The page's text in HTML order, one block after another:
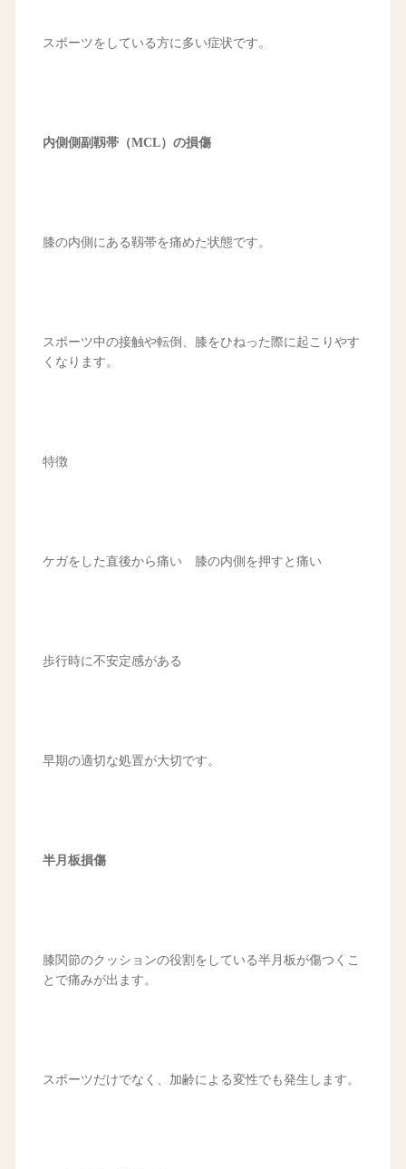
スポーツをしている方に多い症状です。
内側側副靱帯（MCL）の損傷
膝の内側にある靱帯を痛めた状態です。
スポーツ中の接触や転倒、膝をひねった際に起こりやす
くなります。
特徴
ケガをした直後から痛い 膝の内側を押すと痛い
歩行時に不安定感がある
早期の適切な処置が大切です。
半月板損傷
膝関節のクッションの役割をしている半月板が傷つくこ
とで痛みが出ます。
スポーツだけでなく、加齢による変性でも発生します。